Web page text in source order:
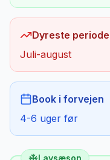
Dyreste periode
Juli-august
Book i forvejen
4-6 uger før
Lavsæson